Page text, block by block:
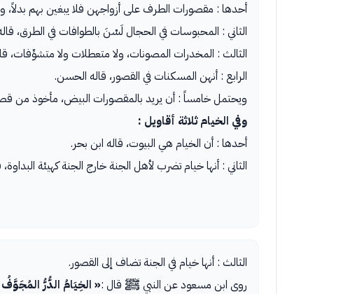
أحدها : مقصورات الطرف على أزواجهن فلا يبغين بهم بدلاً،
الثاني : المحبوسات في الحجال لَسْنَ بالطوافات في الطرق،
الثالث : المخدرات المصونات، ولا متعطلات ولا متشوِّفات،
الرابع : أنهن المسكنات في القصور، قاله الحسن.
ويحتمل خامساً : أن يريد بالمقصورات البيض، مأخوذ من
وفي الخيام ثلاثة أقاويل :
أحدها : أن الخيام هي البيوت، قاله ابن بحر.
الثاني : أنها خيام تضرب لأهل الجنة خارج الجنة كهيئة
الثالث : أنها خيام في الجنة تضاف إلى القصور.
روى ابن مسعود عن النبي ﷺ قال :« الخِيَامُ الدُّرُّ